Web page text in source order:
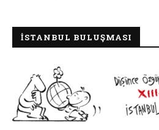
İSTANBUL BULUŞMASI